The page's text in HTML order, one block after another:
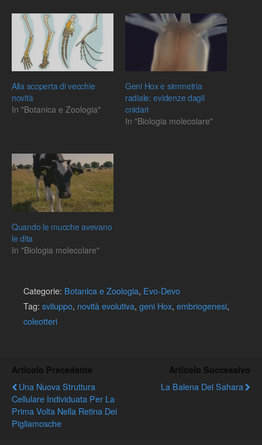
Alla scoperta di vecchie
novità
In "Botanica e Zoologia"
Geni Hox e simmetria
radiale: evidenze dagli
cnidari
In "Biologia molecolare"
Quando le mucche avevano
le dita
In "Biologia molecolare"
Categorie: Botanica e Zoologia, Evo-Devo
Tag: sviluppo, novità evolutiva, geni Hox, embriogenesi,
coleotteri
Articolo Precedente
Una Nuova Struttura
Cellulare Individuata Per La
Prima Volta Nella Retina Dei
Pigliamosche
Articolo Successivo
La Balena Del Sahara